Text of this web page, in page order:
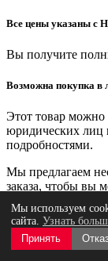
Все цены указаны с
Вы получите
Возможна покупка в
Этот товар можно
юридических лиц
подробностями.
Мы предлагаем
заказа, чтобы вы
Самовывоз
Вы можете
Мы используем
сайта. Узнать
Принять